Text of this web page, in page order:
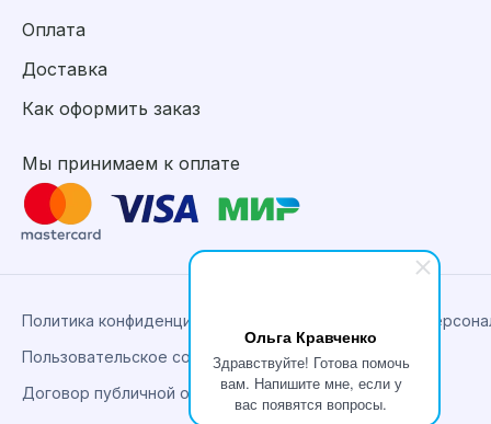
Ольга Кравченко
Здравствуйте! Готова помочь
вам. Напишите мне, если у
вас появятся вопросы.
Оплата
Доставка
Как оформить заказ
Мы принимаем к оплате
Политика конфиденциальности, сбора и обработки
Пользовательское соглашение
Договор публичной оферты